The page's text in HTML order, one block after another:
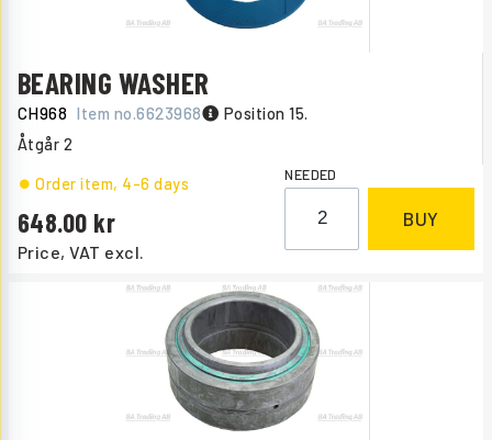
BEARING WASHER
CH968 Item no.6623968 Position 15.
Åtgår 2
Price, VAT excl.
648.00
Order item, 4-6 days NEEDED
BUY